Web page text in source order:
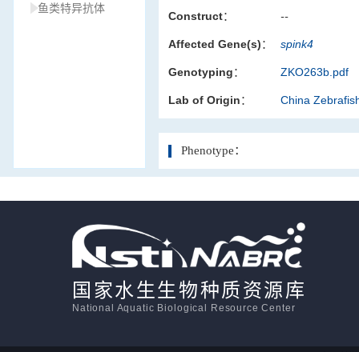
鱼类特异抗体
Construct： --
Affected Gene(s)： spink4
Genotyping： ZKO263b.pdf
Lab of Origin： China
Phenotype：
国家水生生物种质资源库
National Aquatic Biological Resource Center